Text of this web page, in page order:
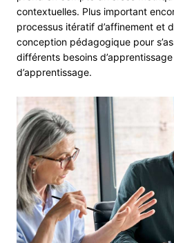
contextuelles. Plus important
processus itératif d’affinement et
conception pédagogique pour
différents besoins
d’apprentissage.